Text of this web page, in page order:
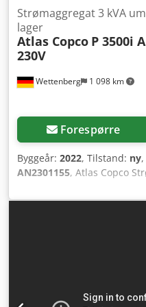
Wettenberg 1 098 km
Strømaggregat 3 kVA
lager
Atlas Copco P 3500i
230V
Forespørre
Byggeår: 2022, Tilstand: ny
AN2301155, Atlas Copco
iP-strømaggregatet Atlas
og pålitelig kilde til mobil
allsidig i bruk takket være
Aggregatet er utstyrt med